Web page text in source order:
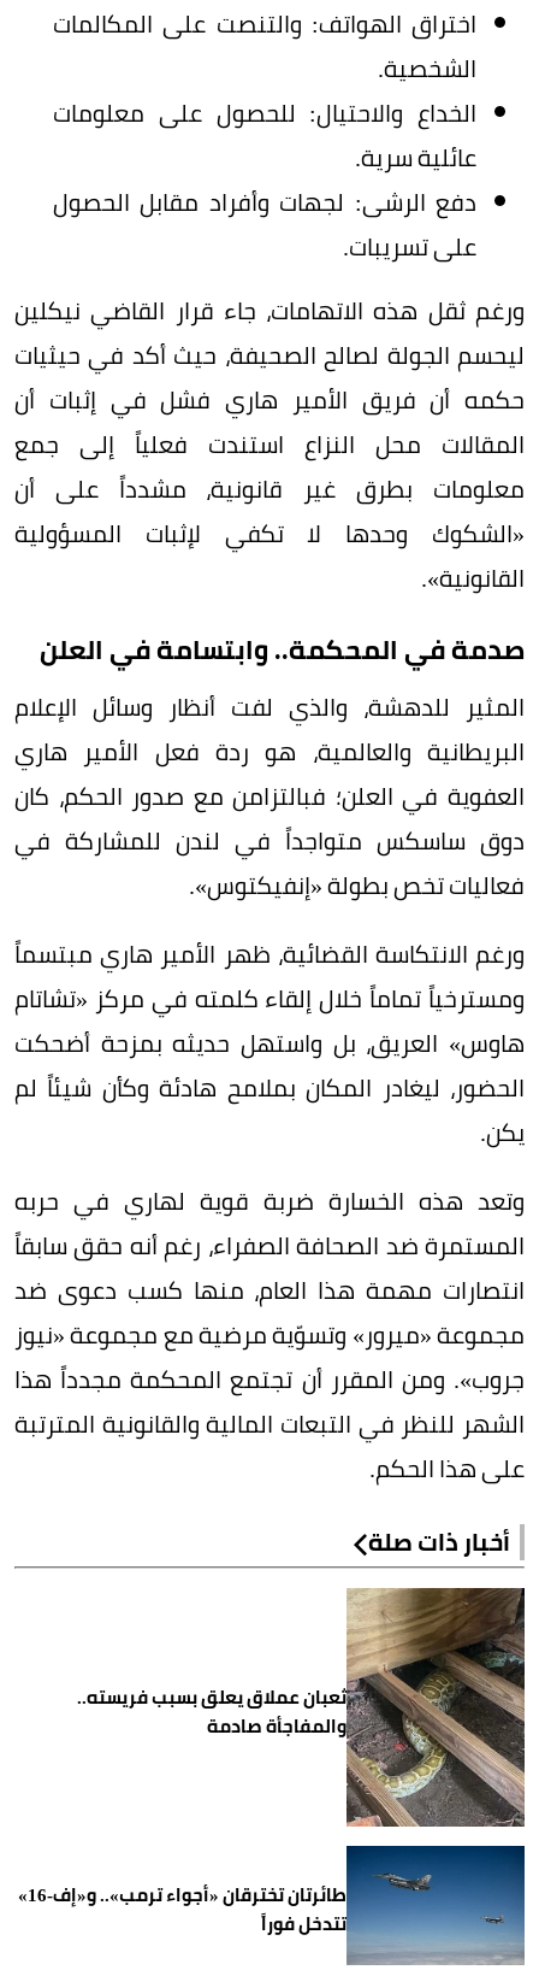
اختراق الهواتف: والتنصت على المكالمات
الشخصية.
الخداع والاحتيال: للحصول على معلومات
عائلية سرية.
دفع الرشى: لجهات وأفراد مقابل الحصول
على تسريبات.
ورغم ثقل هذه الاتهامات، جاء قرار القاضي نيكلين
ليحسم الجولة لصالح الصحيفة، حيث أكد في حيثيات
حكمه أن فريق الأمير هاري فشل في إثبات أن
المقالات محل النزاع استندت فعلياً إلى جمع
معلومات بطرق غير قانونية، مشدداً على أن
«الشكوك وحدها لا تكفي لإثبات المسؤولية
القانونية».
صدمة في المحكمة.. وابتسامة في العلن
المثير للدهشة، والذي لفت أنظار وسائل الإعلام
البريطانية والعالمية، هو ردة فعل الأمير هاري
العفوية في العلن؛ فبالتزامن مع صدور الحكم، كان
دوق ساسكس متواجداً في لندن للمشاركة في
فعاليات تخص بطولة «إنفيكتوس».
ورغم الانتكاسة القضائية، ظهر الأمير هاري مبتسماً
ومسترخياً تماماً خلال إلقاء كلمته في مركز «تشاتام
هاوس» العريق، بل واستهل حديثه بمزحة أضحكت
الحضور، ليغادر المكان بملامح هادئة وكأن شيئاً لم
يكن.
وتعد هذه الخسارة ضربة قوية لهاري في حربه
المستمرة ضد الصحافة الصفراء، رغم أنه حقق سابقاً
انتصارات مهمة هذا العام، منها كسب دعوى ضد
مجموعة «ميرور» وتسوّية مرضية مع مجموعة «نيوز
جروب». ومن المقرر أن تجتمع المحكمة مجدداً هذا
الشهر للنظر في التبعات المالية والقانونية المترتبة
على هذا الحكم.
أخبار ذات صلة
ثعبان عملاق يعلق بسبب فريسته..
والمفاجأة صادمة
طائرتان تخترقان «أجواء ترمب».. و«إف-16»
تتدخل فوراً